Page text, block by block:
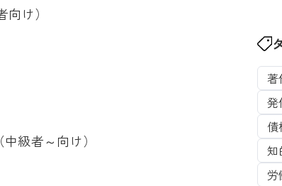
け）
級者～向け）
著
発
知
労